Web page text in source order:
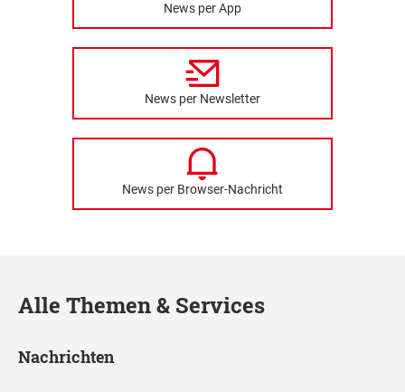
News per App
News per Newsletter
News per Browser-Nachricht
Alle Themen & Services
Nachrichten